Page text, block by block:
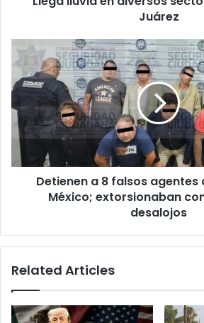
Juárez
Detienen
a
falsos
agentes
de
Fiscalía
en
México;
extorsionaban
Detienen a 8 falsos agentes
México; extorsionaban
desalojos
Related Articles